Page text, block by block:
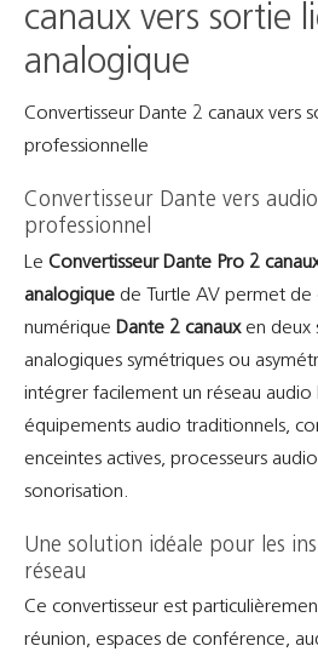
canaux vers sortie
analogique
Convertisseur Dante 2 canaux vers
professionnelle
Convertisseur Dante vers
professionnel
Le Convertisseur Dante Pro 2
analogiquede Turtle AV permet de
numérique Dante 2 canauxen deux
analogiques symétriques ou
intégrer facilement un réseau audio
équipements audio traditionnels,
enceintes actives, processeurs
sonorisation.
Une solution idéale pour les
réseau
Ce convertisseur est
réunion, espaces de conférence,